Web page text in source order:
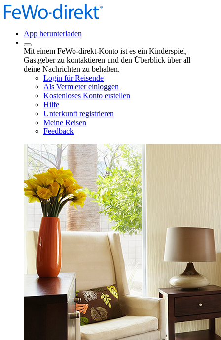
App herunterladen
Mit einem FeWo-direkt-Konto ist es ein Kinderspiel,
Gastgeber zu kontaktieren und den Überblick über all
deine Nachrichten zu behalten.
Login für Reisende
Als Vermieter einloggen
Kostenloses Konto erstellen
Hilfe
Unterkunft registrieren
Meine Reisen
Feedback